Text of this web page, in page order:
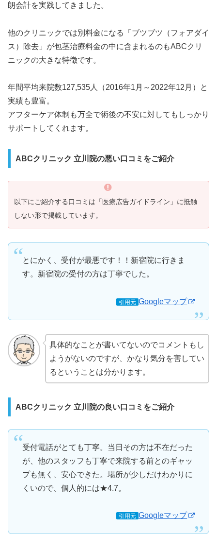
朗会計を実践してきました。
他のクリニックでは別料金になる「ブツブツ（フォアダイ
ス）除去」が包茎治療料金の中に含まれるのもABCクリ
ニックの大きな特徴です。
年間平均来院数127,535人（2016年1月～2022年12月）と
実績も豊富。
アフターケア体制も万全で術後の不安に対してもしっかり
サポートしてくれます。
ABCクリニック 立川院の悪い口コミをご紹介
以下にご紹介する口コミは「医療広告ガイドライン」に抵触
しない形で掲載しています。
とにかく、受付が最悪です！！新宿院に行きま
す。新宿院の受付の方は丁寧でした。
引用元 Googleマップ
具体的なことが書いてないのでコメントもし
ようがないのですが、かなり気分を害してい
るということは分かります。
ABCクリニック 立川院の良い口コミをご紹介
受付電話がとても丁寧。当日その方は不在だった
が、他のスタッフも丁寧で来院する前とのギャッ
プも無く、安心できた。場所が少しだけわかりに
くいので、個人的には★4.7。
引用元 Googleマップ